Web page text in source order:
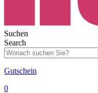
Suchen
Search
Gutschein
0